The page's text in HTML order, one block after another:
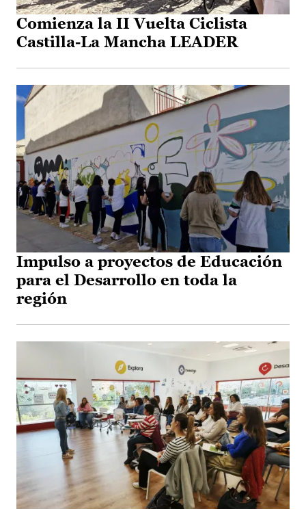
Comienza la II Vuelta Ciclista
Castilla-La Mancha LEADER
Impulso a proyectos de Educación
para el Desarrollo en toda la
región